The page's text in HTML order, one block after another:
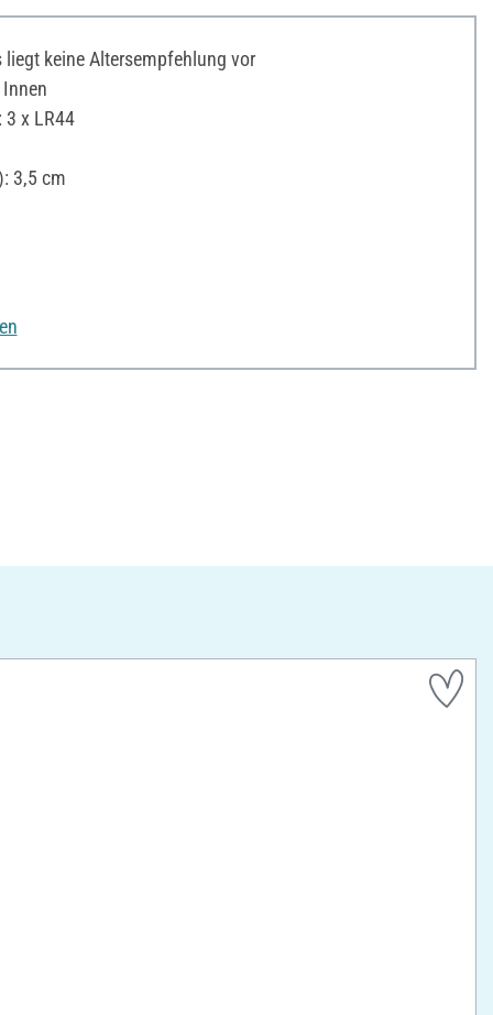
keine Altersempfehlung vor
3 x LR44
3,5 cm